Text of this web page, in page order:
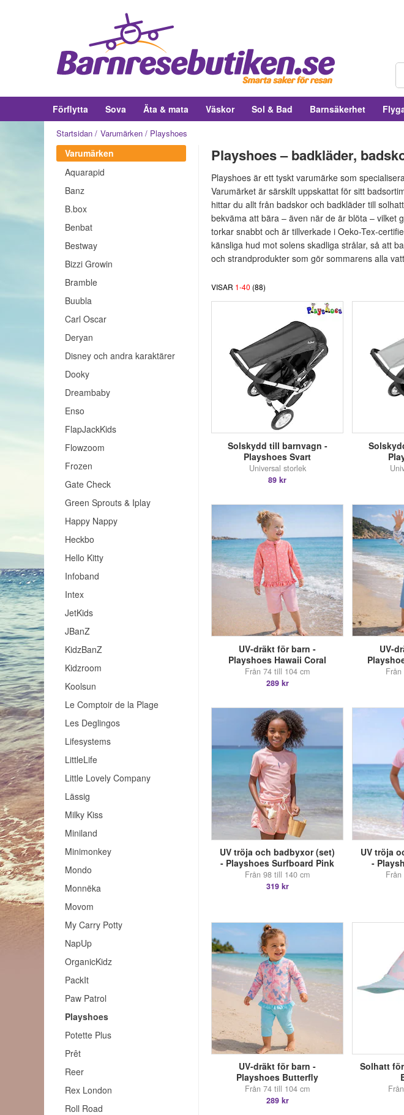
Förflytta Sova Äta & mata Väskor Sol & Bad Barnsäkerhet
Startsidan Varumärken Playshoes
Varumärken
Aquarapid
Banz
B.box
Benbat
Bestway
Bizzi Growin
Bramble
Buubla
Carl Oscar
Deryan
Disney och andra karaktärer
Dooky
Dreambaby
Enso
FlapJackKids
Flowzoom
Frozen
Gate Check
Green Sprouts & Iplay
Happy Nappy
Heckbo
Hello Kitty
Infoband
Intex
JetKids
JBanZ
KidzBanZ
Kidzroom
Koolsun
Le Comptoir de la Plage
Les Deglingos
Lifesystems
LittleLife
Little Lovely Company
Lässig
Milky Kiss
Miniland
Minimonkey
Mondo
Monnëka
Movom
My Carry Potty
NapUp
OrganicKidz
PackIt
Paw Patrol
Playshoes
Potette Plus
Prêt
Reer
Rex London
Roll Road
Playshoes – badkläder,
Playshoes är ett tyskt varumärke som
Varumärket är särskilt uppskattat för sitt
hittar du allt från badskor och badkläder till
bekväma att bära – även när de är blöta – vilket
torkar snabbt och är tillverkade i Oeko-Tex-
känsliga hud mot solens skadliga strålar, så att
och strandprodukter som gör sommarens alla
VISAR 1-40 (88)
Solskydd till barnvagn -
Playshoes Svart
Universal storlek
89 kr
UV-dräkt för barn -
Playshoes Hawaii Coral
Från 74 till 104 cm
289 kr
UV-
UV tröja och badbyxor (set)
- Playshoes Surfboard Pink
Från 98 till 140 cm
319 kr
UV tröja
-
UV-dräkt för barn -
Playshoes Butterfly
Från 74 till 104 cm
289 kr
Solhatt